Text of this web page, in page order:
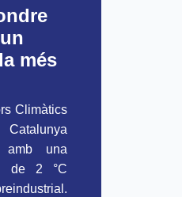
més
Climàtics
amb una
de 2 °C